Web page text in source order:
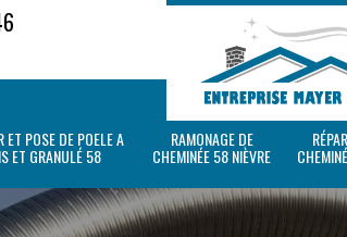
ET POSE DE POELE A
ET GRANULÉ 58
RAMONAGE DE
CHEMINÉE 58 NIÈVRE